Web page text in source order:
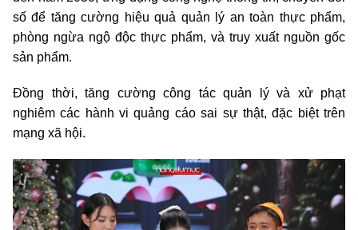
số để tăng cường hiệu quả quản lý an toàn thực phẩm,
phòng ngừa ngộ độc thực phẩm, và truy xuất nguồn gốc
sản phẩm.
Đồng thời, tăng cường công tác quản lý và xử phạt
nghiêm các hành vi quảng cáo sai sự thật, đặc biệt trên
mạng xã hội.